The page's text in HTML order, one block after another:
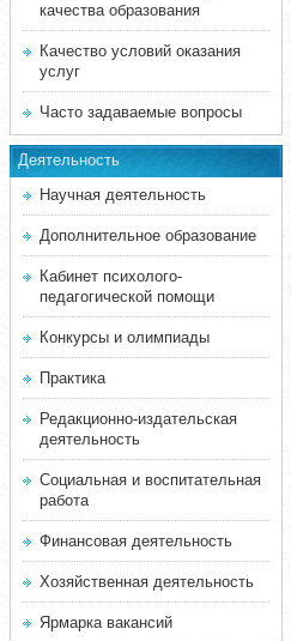
качества образования
Качество условий оказания
услуг
Часто задаваемые вопросы
Деятельность
Научная деятельность
Дополнительное образование
Кабинет психолого-
педагогической помощи
Конкурсы и олимпиады
Практика
Редакционно-издательская
деятельность
Социальная и воспитательная
работа
Финансовая деятельность
Хозяйственная деятельность
Ярмарка вакансий